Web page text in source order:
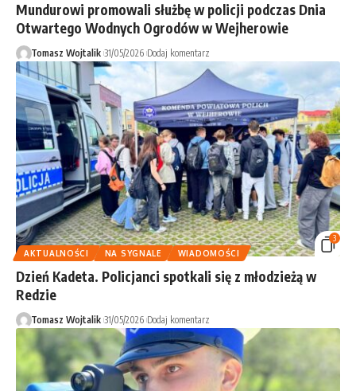
Mundurowi promowali służbę w policji podczas Dnia
Otwartego Wodnych Ogrodów w Wejherowie
Tomasz Wojtalik 31/05/2026 Dodaj komentarz
3
AKTUALNOŚCI
NA SYGNALE WIADOMOŚCI
Dzień Kadeta. Policjanci spotkali się z młodzieżą w
Redzie
Tomasz Wojtalik 31/05/2026 Dodaj komentarz